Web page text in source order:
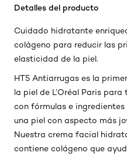
Detalles del producto
Cuidado hidratante
colágeno para reducir las
elasticidad de la piel.
HT5 Antiarrugas es la
la piel de L’Oréal Paris
con fórmulas e
una piel con aspecto más
Nuestra crema facial
contiene colágeno que